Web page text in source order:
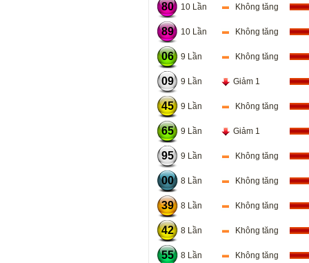
80 10 Lần Không tăng
89 10 Lần Không tăng
06 9 Lần Không tăng
09 9 Lần Giảm 1
45 9 Lần Không tăng
65 9 Lần Giảm 1
95 9 Lần Không tăng
00 8 Lần Không tăng
39 8 Lần Không tăng
42 8 Lần Không tăng
55 8 Lần Không tăng